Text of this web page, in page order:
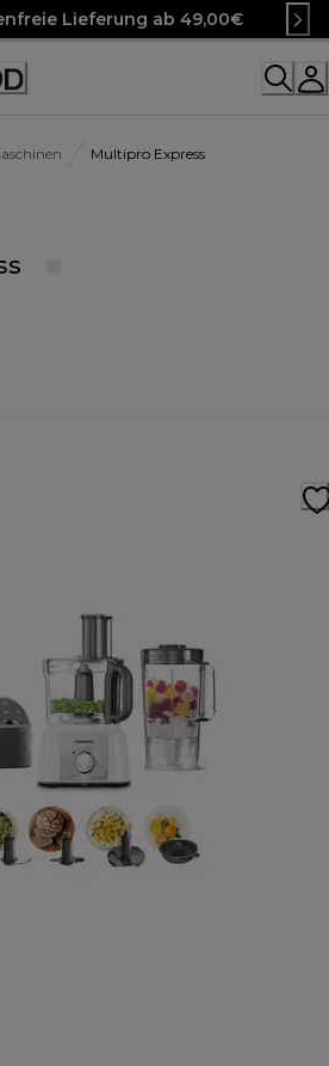
Lieferung ab 49,00€
Multipro Express